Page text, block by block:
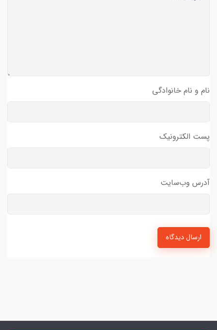
نام و نام خانوادگی
پست الکترونیک
آدرس وب‌سایت
ارسال دیدگاه